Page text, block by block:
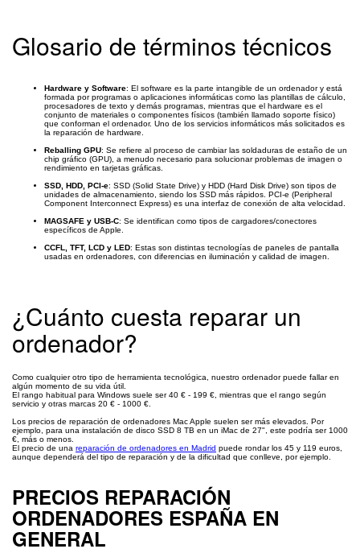
Glosario de términos técnicos
Hardware y Software: El software es la parte intangible de un ordenador y está
formada por programas o aplicaciones informáticas como las plantillas de cálculo,
procesadores de texto y demás programas, mientras que el hardware es el
conjunto de materiales o componentes físicos (también llamado soporte físico)
que conforman el ordenador. Uno de los servicios informáticos más solicitados es
la reparación de hardware.
Reballing GPU: Se refiere al proceso de cambiar las soldaduras de estaño de un
chip gráfico (GPU), a menudo necesario para solucionar problemas de imagen o
rendimiento en tarjetas gráficas.
SSD, HDD, PCI-e: SSD (Solid State Drive) y HDD (Hard Disk Drive) son tipos de
unidades de almacenamiento, siendo los SSD más rápidos. PCI-e (Peripheral
Component Interconnect Express) es una interfaz de conexión de alta velocidad.
MAGSAFE y USB-C: Se identifican como tipos de cargadores/conectores
específicos de Apple.
CCFL, TFT, LCD y LED: Estas son distintas tecnologías de paneles de pantalla
usadas en ordenadores, con diferencias en iluminación y calidad de imagen.
¿Cuánto cuesta reparar un
ordenador?
Como cualquier otro tipo de herramienta tecnológica, nuestro ordenador puede fallar en
algún momento de su vida útil.
El rango habitual para Windows suele ser 40 € - 199 €, mientras que el rango según
servicio y otras marcas 20 € - 1000 €.
Los precios de reparación de ordenadores Mac Apple suelen ser más elevados. Por
ejemplo, para una instalación de disco SSD 8 TB en un iMac de 27", este podría ser 1000
€, más o menos.
El precio de una reparación de ordenadores en Madrid puede rondar los 45 y 119 euros,
aunque dependerá del tipo de reparación y de la dificultad que conlleve, por ejemplo.
PRECIOS REPARACIÓN
ORDENADORES ESPAÑA EN
GENERAL